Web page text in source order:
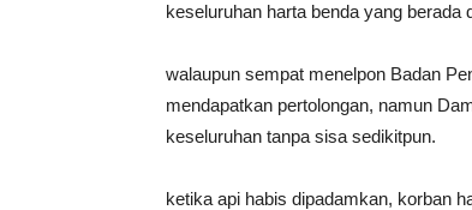
keseluruhan harta benda yang berada
walaupun sempat menelpon Badan
mendapatkan pertolongan, namun
keseluruhan tanpa sisa sedikitpun.
ketika api habis dipadamkan, korban